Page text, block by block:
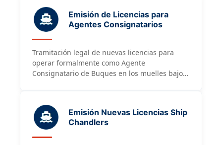
Emisión de Licencias para
Agentes Consignatarios
Tramitación legal de nuevas licencias para
operar formalmente como Agente
Consignatario de Buques en los muelles bajo
Emisión Nuevas Licencias Ship
Chandlers